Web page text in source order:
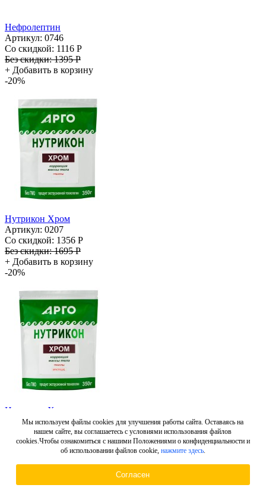
Нефролептин
Артикул: 0746
Со скидкой: 1116 Р
Без скидки:1395 Р
+ Добавить в корзину
-20%
Нутрикон Хром
Артикул: 0207
Со скидкой: 1356 Р
Без скидки:1695 Р
+ Добавить в корзину
-20%
Нутрикон Хром, хрустящие гранулы
Артикул: 0240
Со скидкой:1356 Р
Без скидки:1695 Р
Добавить в корзину
-20%
Мы используем файлы cookies для улучшения работы сайта. Оставаясь на
нашем сайте, вы соглашаетесь с условиями использования файлов
cookies.Чтобы ознакомиться с нашими Положениями о конфиденциальности и
об использовании файлов cookie, нажмите здесь.
Согласен